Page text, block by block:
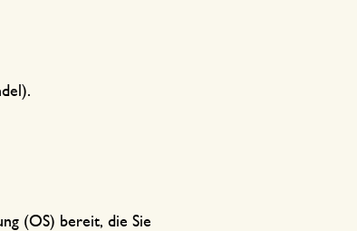
(OS) bereit, die Sie